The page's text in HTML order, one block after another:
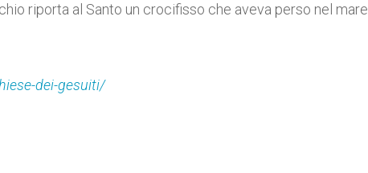
riporta al Santo un crocifisso che aveva perso nel mare.
dei-gesuiti/